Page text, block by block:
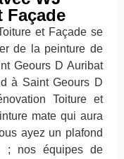
Façade
et Façade se
de la peinture de
Geours D Auribat
à Saint Geours D
Toiture et
mate qui aura
ayez un plafond
; nos équipes de